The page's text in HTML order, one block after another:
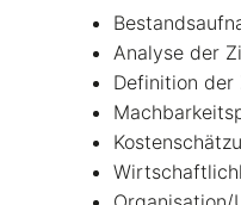
Analyse der
Definition der